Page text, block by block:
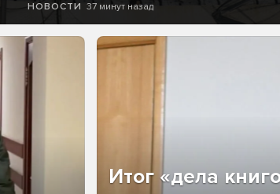
НОВОСТИ 37 минут назад
Итог «дела